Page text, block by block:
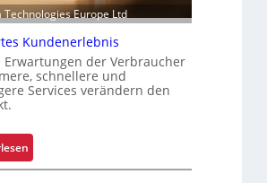
r
P
a
l
e
e
n
Technologies Europe Ltd
Kundenerlebnis
Erwartungen der Verbraucher
schnellere und
Services verändern den
:
V